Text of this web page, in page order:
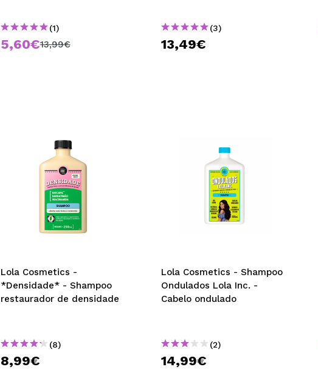
(1)
5,60€13,99€
(3)
13,49€
Lola Cosmetics -
*Densidade* - Shampoo
restaurador de densidade
(8)
8,99€
Lola Cosmetics - Shampoo
Ondulados Lola Inc. -
Cabelo ondulado
(2)
14,99€